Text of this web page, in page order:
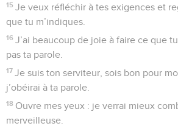
15 Je veux réfléchir à tes exigences et
que tu m’indiques.
16 J’ai beaucoup de joie à faire ce que
pas ta parole.
17 Je suis ton serviteur, sois bon pour
j’obéirai à ta parole.
18 Ouvre mes yeux : je verrai mieux
merveilleuse.